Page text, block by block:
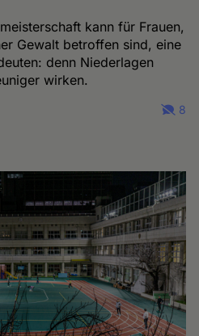
kann für Frauen,
Gewalt betroffen sind, eine
denn Niederlagen
wirken.
8